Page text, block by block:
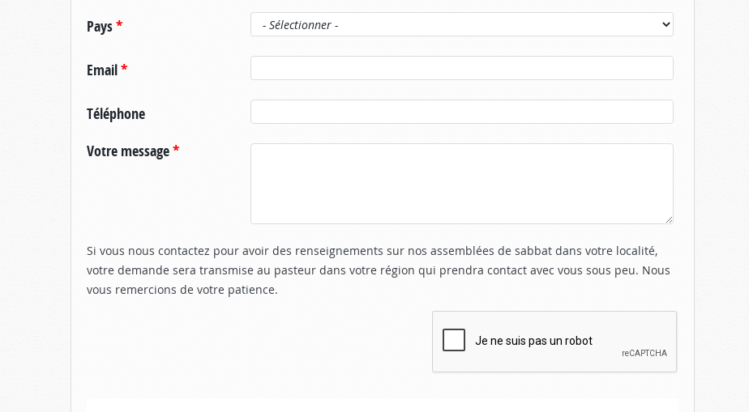
Pays*
Email*
Téléphone
Votre message*
Si vous nous contactez pour avoir des renseignements sur nos assemblées de sabbat dans votre localité,
votre demande sera transmise au pasteur dans votre région qui prendra contact avec vous sous peu. Nous
vous remercions de votre patience.